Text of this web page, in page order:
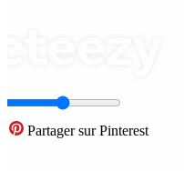
Partager sur Pinterest